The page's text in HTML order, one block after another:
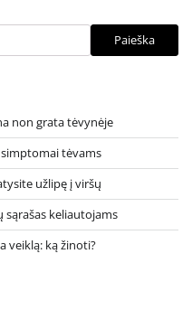
Paieška
non grata tėvynėje
tėvams
užlipę į viršų
keliautojams
veiklą: ką žinoti?